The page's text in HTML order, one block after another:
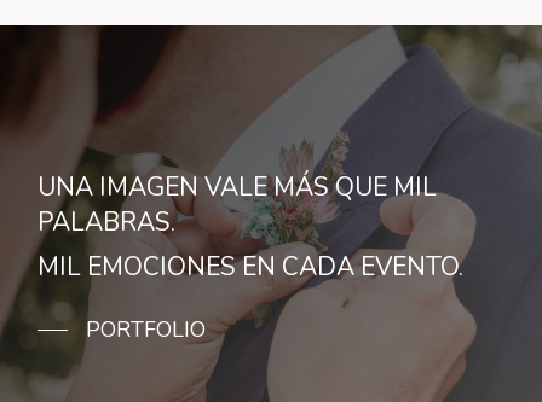
UNA IMAGEN VALE MÁS QUE MIL
PALABRAS.
MIL EMOCIONES EN CADA EVENTO.
PORTFOLIO